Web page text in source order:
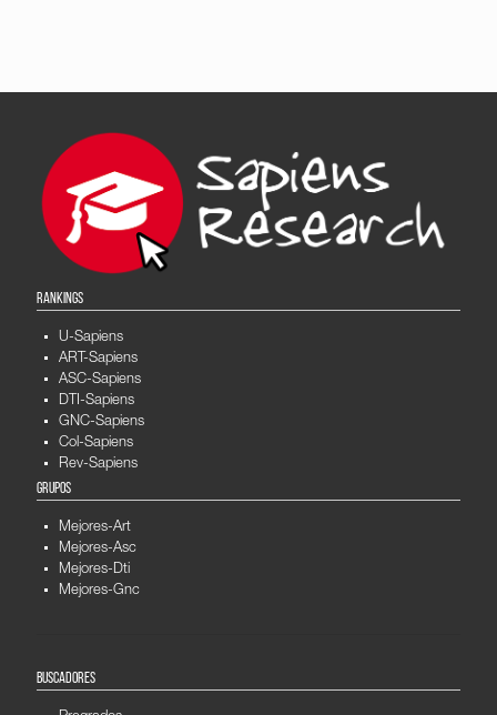
RANKINGS
U-Sapiens
ART-Sapiens
ASC-Sapiens
DTI-Sapiens
GNC-Sapiens
Col-Sapiens
Rev-Sapiens
GRUPOS
Mejores-Art
Mejores-Asc
Mejores-Dti
Mejores-Gnc
BUSCADORES